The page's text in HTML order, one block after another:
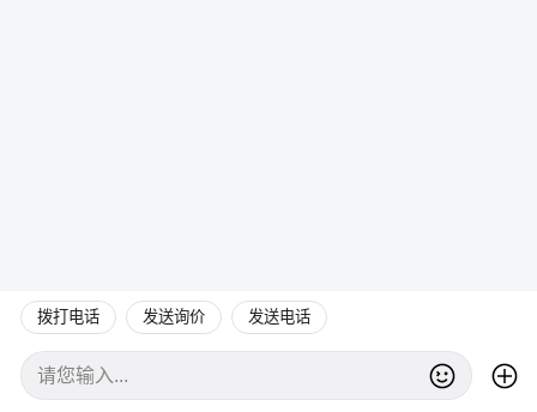
拨打电话 发送询价 发送电话